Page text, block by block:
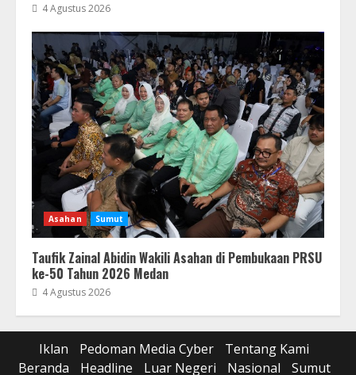
4 Agustus 2026
Asahan Sumut
Taufik Zainal Abidin Wakili Asahan di Pembukaan PRSU
ke-50 Tahun 2026 Medan
4 Agustus 2026
Iklan Pedoman Media Cyber
Tentang Kami
Beranda
Headline Luar Negeri Nasional Sumut